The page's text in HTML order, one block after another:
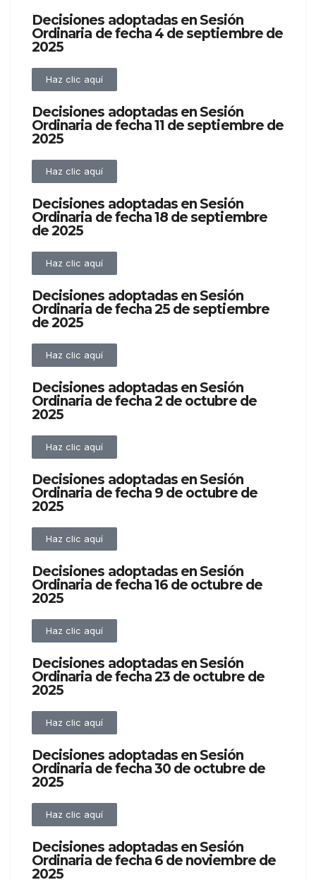
Decisiones adoptadas en Sesión
Ordinaria de fecha 4 de septiembre de
2025
Haz clic aquí
Decisiones adoptadas en Sesión
Ordinaria de fecha 11 de septiembre de
2025
Haz clic aquí
Decisiones adoptadas en Sesión
Ordinaria de fecha 18 de septiembre
de 2025
Haz clic aquí
Decisiones adoptadas en Sesión
Ordinaria de fecha 25 de septiembre
de 2025
Haz clic aquí
Decisiones adoptadas en Sesión
Ordinaria de fecha 2 de octubre de
2025
Haz clic aquí
Decisiones adoptadas en Sesión
Ordinaria de fecha 9 de octubre de
2025
Haz clic aquí
Decisiones adoptadas en Sesión
Ordinaria de fecha 16 de octubre de
2025
Haz clic aquí
Decisiones adoptadas en Sesión
Ordinaria de fecha 23 de octubre de
2025
Haz clic aquí
Decisiones adoptadas en Sesión
Ordinaria de fecha 30 de octubre de
2025
Haz clic aquí
Decisiones adoptadas en Sesión
Ordinaria de fecha 6 de noviembre de
2025